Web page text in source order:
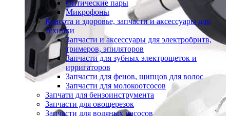
Оптические пары
Микрофоны
Красота и здоровье, запчасти и аксессуары для
техники
Запчасти и аксессуары для электробритв,
тримеров, эпиляторов
Запчасти для зубных электрощеток и
ирригаторов
Запчасти для фенов, щипцов для волос
Запчасти для молокоотсосов
Запчати для бензоинструмента
Запчасти для овощерезок
Запчасти для водяных насосов